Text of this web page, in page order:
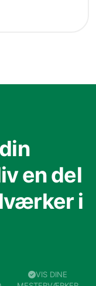
en del
i
VIS DINE